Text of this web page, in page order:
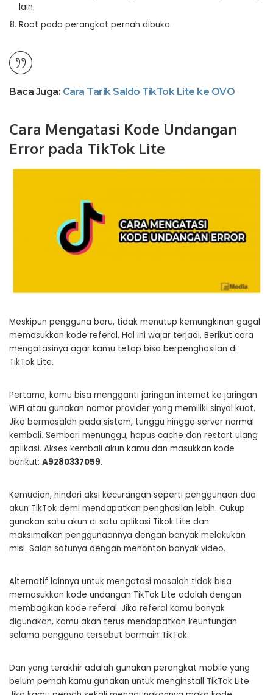
lain.
Root pada perangkat pernah dibuka.
Baca Juga: Cara Tarik Saldo TikTok Lite ke OVO
Cara Mengatasi Kode Undangan
Error pada TikTok Lite
Meskipun pengguna baru, tidak menutup kemungkinan gagal
memasukkan kode referal. Hal ini wajar terjadi. Berikut cara
mengatasinya agar kamu tetap bisa berpenghasilan di
TikTok Lite.
Pertama, kamu bisa mengganti jaringan internet ke jaringan
WIFI atau gunakan nomor provider yang memiliki sinyal kuat.
Jika bermasalah pada sistem, tunggu hingga server normal
kembali. Sembari menunggu, hapus cache dan restart ulang
aplikasi. Akses kembali akun kamu dan masukkan kode
berikut: A9280337059.
Kemudian, hindari aksi kecurangan seperti penggunaan dua
akun TikTok demi mendapatkan penghasilan lebih. Cukup
gunakan satu akun di satu aplikasi Tikok Lite dan
maksimalkan penggunaannya dengan banyak melakukan
misi. Salah satunya dengan menonton banyak video.
Alternatif lainnya untuk mengatasi masalah tidak bisa
memasukkan kode undangan TikTok Lite adalah dengan
membagikan kode referal. Jika referal kamu banyak
digunakan, kamu akan terus mendapatkan keuntungan
selama pengguna tersebut bermain TikTok.
Dan yang terakhir adalah gunakan perangkat mobile yang
belum pernah kamu gunakan untuk menginstall TikTok Lite.